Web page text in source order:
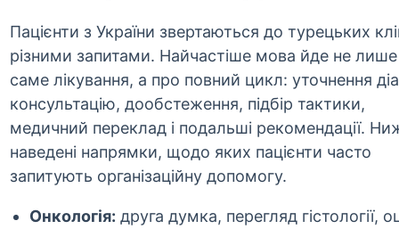
Пацієнти з України звертаються до турецьких
різними запитами. Найчастіше мова йде не
саме лікування, а про повний цикл: уточнення
консультацію, дообстеження, підбір тактики,
медичний переклад і подальші рекомендації.
наведені напрямки, щодо яких пацієнти часто
запитують організаційну допомогу.
Онкологія: друга думка, перегляд гістології,